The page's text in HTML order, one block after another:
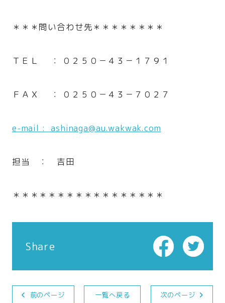
＊＊＊問い合わせ先＊＊＊＊＊＊＊＊
ＴＥＬ ： ０２５０－４３－１７９１
ＦＡＸ ： ０２５０－４３－７０２７
e-mail : ashinaga@au.wakwak.com
担当 ： 吉田
＊＊＊＊＊＊＊＊＊＊＊＊＊＊＊＊＊
Share
前のページ 一覧へ戻る 次のページ